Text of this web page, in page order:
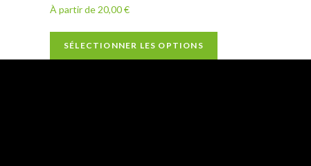
À partir de 20,00€
SÉLECTIONNER LES OPTIONS